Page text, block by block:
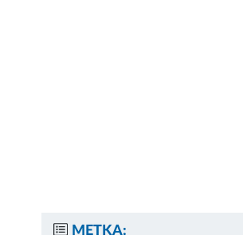
METKA: